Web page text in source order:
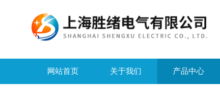
网站首页 关于我们 产品中心